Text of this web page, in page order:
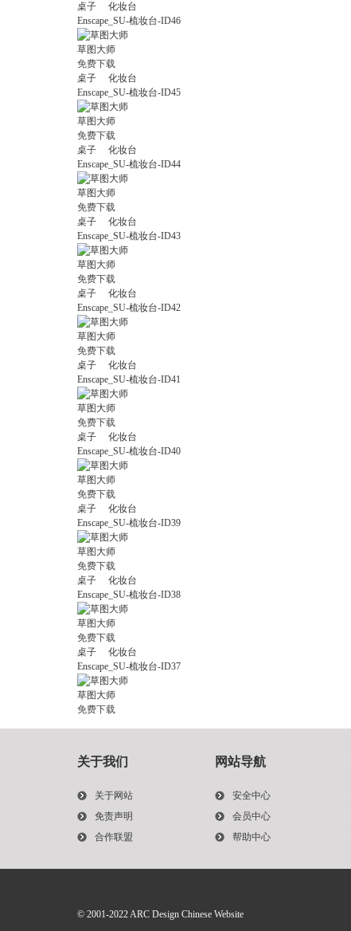
桌子
化妆台
Enscape_SU-梳妆台-ID46
草图大师
免费下载
桌子
化妆台
Enscape_SU-梳妆台-ID45
草图大师
免费下载
桌子
化妆台
Enscape_SU-梳妆台-ID44
草图大师
免费下载
桌子
化妆台
Enscape_SU-梳妆台-ID43
草图大师
免费下载
桌子
化妆台
Enscape_SU-梳妆台-ID42
草图大师
免费下载
桌子
化妆台
Enscape_SU-梳妆台-ID41
草图大师
免费下载
桌子
化妆台
Enscape_SU-梳妆台-ID40
草图大师
免费下载
桌子
化妆台
Enscape_SU-梳妆台-ID39
草图大师
免费下载
桌子
化妆台
Enscape_SU-梳妆台-ID38
草图大师
免费下载
桌子
化妆台
Enscape_SU-梳妆台-ID37
草图大师
免费下载
关于我们
关于网站
免责声明
合作联盟
网站导航
安全中心
会员中心
帮助中心
© 2001-2022ARC Design Chinese Website